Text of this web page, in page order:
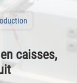
caisses,